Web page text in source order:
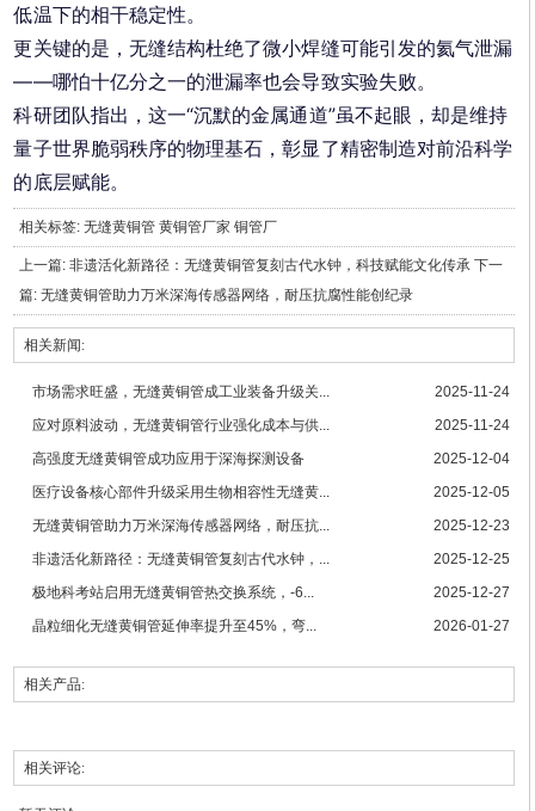
低温下的相干稳定性。
更关键的是，无缝结构杜绝了微小焊缝可能引发的氦气泄漏
——哪怕十亿分之一的泄漏率也会导致实验失败。
科研团队指出，这一“沉默的金属通道”虽不起眼，却是维持
量子世界脆弱秩序的物理基石，彰显了精密制造对前沿科学
的底层赋能。
相关标签:无缝黄铜管 黄铜管厂家 铜管厂
上一篇:非遗活化新路径：无缝黄铜管复刻古代水钟，科技赋能文化传承 下一
篇:无缝黄铜管助力万米深海传感器网络，耐压抗腐性能创纪录
相关新闻:
市场需求旺盛，无缝黄铜管成工业装备升级关...
2025-11-24
应对原料波动，无缝黄铜管行业强化成本与供...
2025-11-24
高强度无缝黄铜管成功应用于深海探测设备
2025-12-04
医疗设备核心部件升级采用生物相容性无缝黄...
2025-12-05
无缝黄铜管助力万米深海传感器网络，耐压抗...
2025-12-23
非遗活化新路径：无缝黄铜管复刻古代水钟，...
2025-12-25
极地科考站启用无缝黄铜管热交换系统，-6...
2025-12-27
晶粒细化无缝黄铜管延伸率提升至45%，弯...
2026-01-27
相关产品:
相关评论: